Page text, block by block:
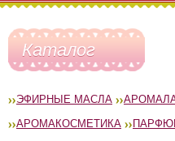
Каталог
ЭФИРНЫЕ МАСЛА
АРОМАКОСМЕТИКА